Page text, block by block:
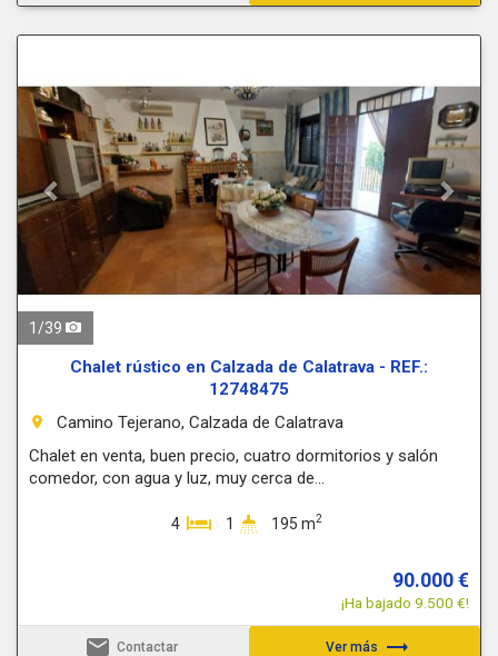
Next
1 /39
Chalet rústico en Calzada de Calatrava - REF.:
12748475
room
Camino Tejerano, Calzada de Calatrava
Chalet en venta, buen precio, cuatro dormitorios y salón
comedor, con agua y luz, muy cerca de...
4 1 195 m2
90.000 €
¡Ha bajado 9.500 €!
email Contactar Ver más trending_flat